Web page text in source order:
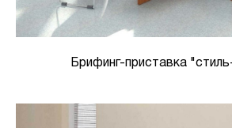
Брифинг-приставка